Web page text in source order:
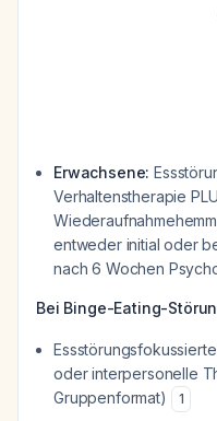
Erwachsene:
Verhaltenstherapie
entweder initial oder
nach 6 Wochen
Bei Binge-Eating-
oder interpersonelle
Gruppenformat)
1